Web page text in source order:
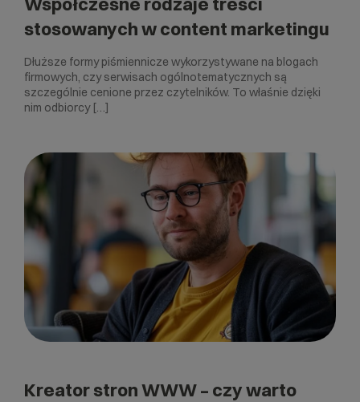
stosowanych w content marketingu
Dłuższe formy piśmiennicze wykorzystywane na blogach
firmowych, czy serwisach ogólnotematycznych są
szczególnie cenione przez czytelników. To właśnie dzięki
nim odbiorcy […]
Kreator stron WWW – czy warto